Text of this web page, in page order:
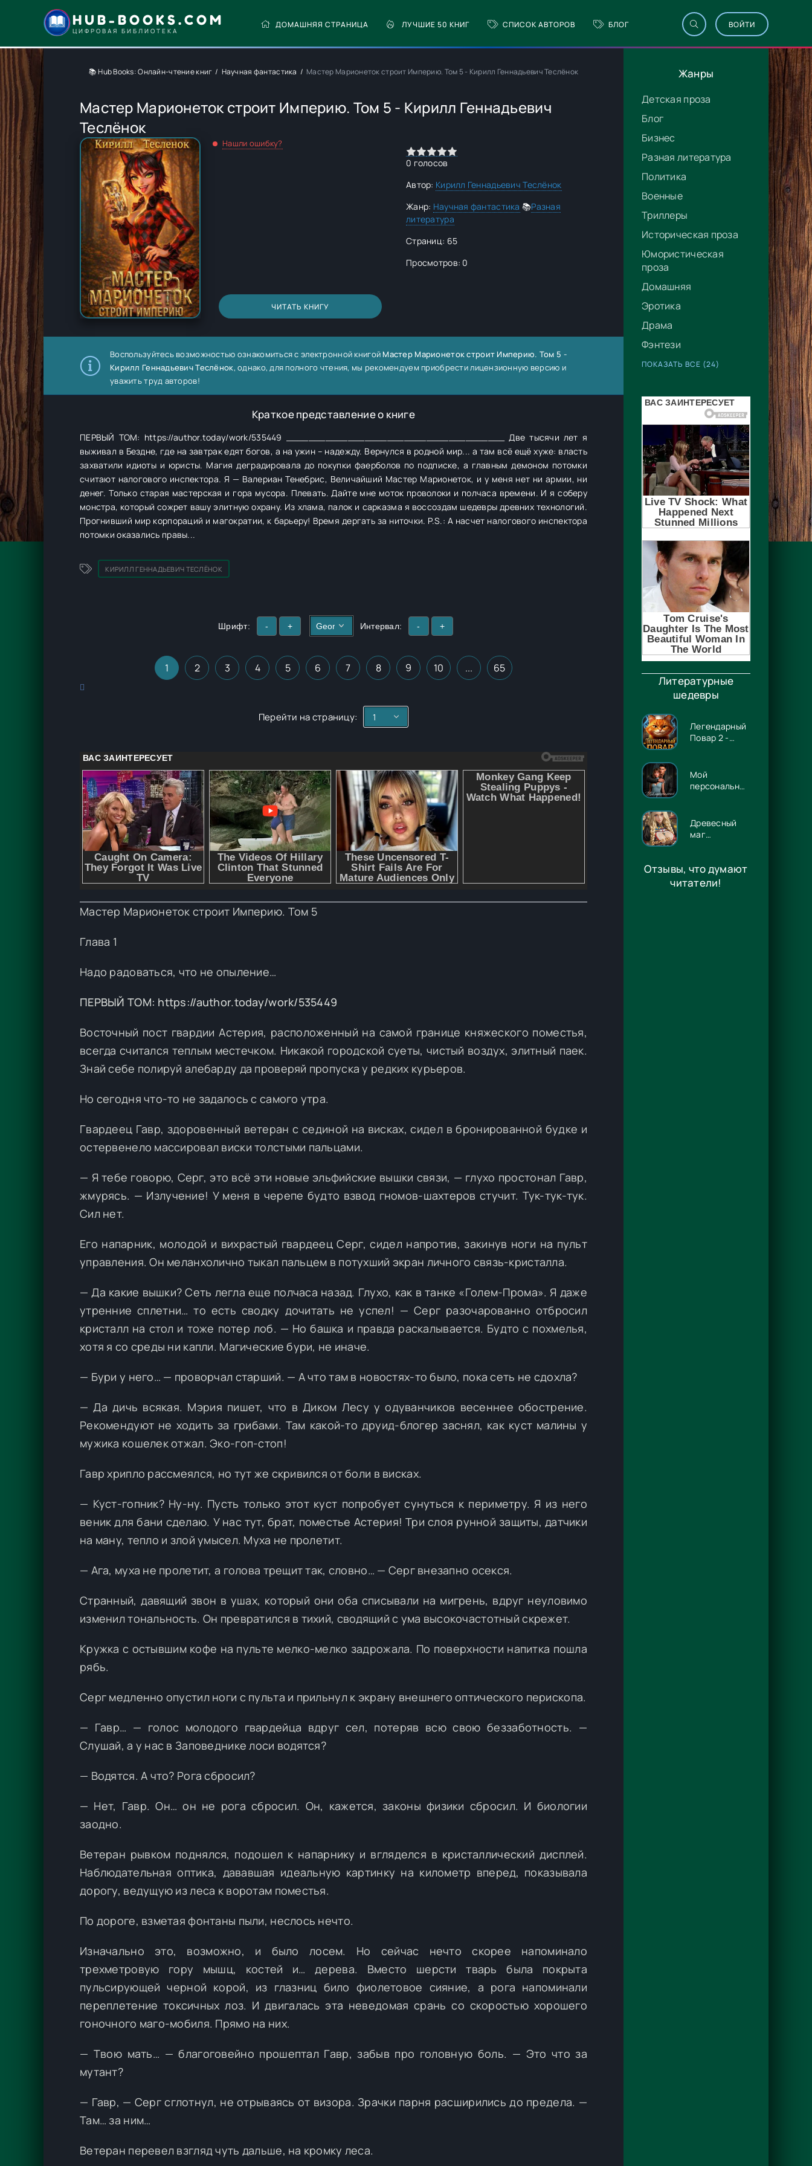
HUB-BOOKS.COM
ЦИФРОВАЯ БИБЛИОТЕКА
ДОМАШНЯЯ СТРАНИЦА ЛУЧШИЕ 50 КНИГ СПИСОК АВТОРОВ БЛОГ ВОЙТИ
Жанры
Детская проза
Блог
Бизнес
Разная литература
Политика
Военные
Триллеры
Историческая проза
Юмористическая
проза
Домашняя
Эротика
Драма
Фэнтези
ПОКАЗАТЬ ВСЕ (24)
Литературные
шедевры
Легендарный
Повар 2 -
Мой
персональный
Древесный
маг
- Игорь
Павлов
Отзывы, что думают
читатели!
📚 Hub Books: Онлайн-чтение книг Научная фантастика Мастер Марионеток строит Империю. Том 5 - Кирилл Геннадьевич Теслёнок
Мастер Марионеток строит Империю. Том 5 - Кирилл Геннадьевич
Теслёнок
Нашли ошибку?
ЧИТАТЬ КНИГУ
0 голосов
Автор: Кирилл Геннадьевич Теслёнок
Жанр: Научная фантастика 📚Разная
литература
Страниц: 65
Просмотров: 0
Воспользуйтесь возможностью ознакомиться с электронной книгой Мастер Марионеток строит Империю. Том 5 -
Кирилл Геннадьевич Теслёнок, однако, для полного чтения, мы рекомендуем приобрести лицензионную версию и
уважить труд авторов!
Краткое представление о книге
ПЕРВЫЙ ТОМ: https://author.today/work/535449 _______________________________________ Две тысячи лет я
выживал в Бездне, где на завтрак едят богов, а на ужин – надежду. Вернулся в родной мир... а там всё ещё хуже: власть
захватили идиоты и юристы. Магия деградировала до покупки фаерболов по подписке, а главным демоном потомки
считают налогового инспектора. Я — Валериан Тенебрис, Величайший Мастер Марионеток, и у меня нет ни армии, ни
денег. Только старая мастерская и гора мусора. Плевать. Дайте мне моток проволоки и полчаса времени. И я соберу
монстра, который сожрет вашу элитную охрану. Из хлама, палок и сарказма я воссоздам шедевры древних технологий.
Прогнивший мир корпораций и магократии, к барьеру! Время дергать за ниточки. P.S.: А насчет налогового инспектора
потомки оказались правы...
КИРИЛЛ ГЕННАДЬЕВИЧ ТЕСЛЁНОК
Шрифт: - + Интервал: - +
1 2 3 4 5 6 7 8 9 10 ... 65
Перейти на страницу:
Мастер Марионеток строит Империю. Том 5
Глава 1
Надо радоваться, что не опыление…
ПЕРВЫЙ ТОМ: https://author.today/work/535449
Восточный пост гвардии Астерия, расположенный на самой границе княжеского поместья,
всегда считался теплым местечком. Никакой городской суеты, чистый воздух, элитный паек.
Знай себе полируй алебарду да проверяй пропуска у редких курьеров.
Но сегодня что-то не задалось с самого утра.
Гвардеец Гавр, здоровенный ветеран с сединой на висках, сидел в бронированной будке и
остервенело массировал виски толстыми пальцами.
— Я тебе говорю, Серг, это всё эти новые эльфийские вышки связи, — глухо простонал Гавр,
жмурясь. — Излучение! У меня в черепе будто взвод гномов-шахтеров стучит. Тук-тук-тук.
Сил нет.
Его напарник, молодой и вихрастый гвардеец Серг, сидел напротив, закинув ноги на пульт
управления. Он меланхолично тыкал пальцем в потухший экран личного связь-кристалла.
— Да какие вышки? Сеть легла еще полчаса назад. Глухо, как в танке «Голем-Прома». Я даже
утренние сплетни… то есть сводку дочитать не успел! — Серг разочарованно отбросил
кристалл на стол и тоже потер лоб. — Но башка и правда раскалывается. Будто с похмелья,
хотя я со среды ни капли. Магические бури, не иначе.
— Бури у него… — проворчал старший. — А что там в новостях-то было, пока сеть не сдохла?
— Да дичь всякая. Мэрия пишет, что в Диком Лесу у одуванчиков весеннее обострение.
Рекомендуют не ходить за грибами. Там какой-то друид-блогер заснял, как куст малины у
мужика кошелек отжал. Эко-гоп-стоп!
Гавр хрипло рассмеялся, но тут же скривился от боли в висках.
— Куст-гопник? Ну-ну. Пусть только этот куст попробует сунуться к периметру. Я из него
веник для бани сделаю. У нас тут, брат, поместье Астерия! Три слоя рунной защиты, датчики
на ману, тепло и злой умысел. Муха не пролетит.
— Ага, муха не пролетит, а голова трещит так, словно… — Серг внезапно осекся.
Странный, давящий звон в ушах, который они оба списывали на мигрень, вдруг неуловимо
изменил тональность. Он превратился в тихий, сводящий с ума высокочастотный скрежет.
Кружка с остывшим кофе на пульте мелко-мелко задрожала. По поверхности напитка пошла
рябь.
Серг медленно опустил ноги с пульта и прильнул к экрану внешнего оптического перископа.
— Гавр… — голос молодого гвардейца вдруг сел, потеряв всю свою беззаботность. —
Слушай, а у нас в Заповеднике лоси водятся?
— Водятся. А что? Рога сбросил?
— Нет, Гавр. Он… он не рога сбросил. Он, кажется, законы физики сбросил. И биологии
заодно.
Ветеран рывком поднялся, подошел к напарнику и вгляделся в кристаллический дисплей.
Наблюдательная оптика, дававшая идеальную картинку на километр вперед, показывала
дорогу, ведущую из леса к воротам поместья.
По дороге, взметая фонтаны пыли, неслось нечто.
Изначально это, возможно, и было лосем. Но сейчас нечто скорее напоминало
трехметровую гору мышц, костей и… дерева. Вместо шерсти тварь была покрыта
пульсирующей черной корой, из глазниц било фиолетовое сияние, а рога напоминали
переплетение токсичных лоз. И двигалась эта неведомая срань со скоростью хорошего
гоночного маго-мобиля. Прямо на них.
— Твою мать… — благоговейно прошептал Гавр, забыв про головную боль. — Это что за
мутант?
— Гавр, — Серг сглотнул, не отрываясь от визора. Зрачки парня расширились до предела. —
Там… за ним…
Ветеран перевел взгляд чуть дальше, на кромку леса.